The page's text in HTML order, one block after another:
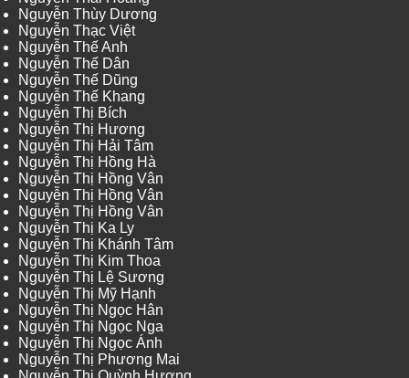
Nguyễn Thùy Dương
Nguyễn Thạc Việt
Nguyễn Thế Anh
Nguyễn Thế Dân
Nguyễn Thế Dũng
Nguyễn Thế Khang
Nguyễn Thị Bích
Nguyễn Thị Hương
Nguyễn Thị Hải Tâm
Nguyễn Thị Hồng Hà
Nguyễn Thị Hồng Vân
Nguyễn Thị Hồng Vân
Nguyễn Thị Hồng Vân
Nguyễn Thị Ka Ly
Nguyễn Thị Khánh Tâm
Nguyễn Thị Kim Thoa
Nguyễn Thị Lệ Sương
Nguyễn Thị Mỹ Hạnh
Nguyễn Thị Ngọc Hân
Nguyễn Thị Ngọc Nga
Nguyễn Thị Ngọc Ánh
Nguyễn Thị Phương Mai